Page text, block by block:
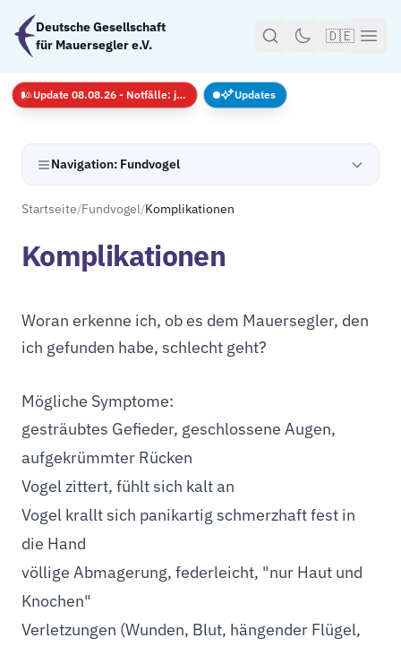
Zum Hauptinhalt springen
Deutsche Gesellschaft
für Mauersegler e.V.
🇩🇪
Navigation: Fundvogel
Startseite/Fundvogel/Komplikationen
Komplikationen
Woran erkenne ich, ob es dem Mauersegler, den
ich gefunden habe, schlecht geht?
Mögliche Symptome:
gesträubtes Gefieder, geschlossene Augen,
aufgekrümmter Rücken
Vogel zittert, fühlt sich kalt an
Vogel krallt sich panikartig schmerzhaft fest in
die Hand
völlige Abmagerung, federleicht, "nur Haut und
Knochen"
Verletzungen (Wunden, Blut, hängender Flügel,
Update 08.08.26 - Notfälle: jederzeit · GS nur mit Anmeldug
Updates